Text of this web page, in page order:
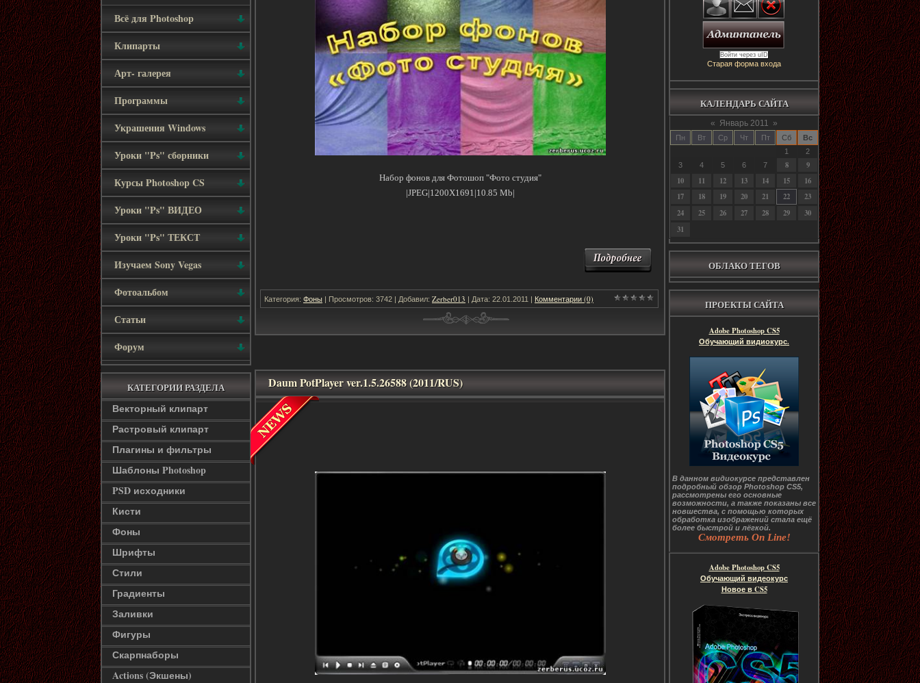
Всё для Photoshop
Клипарты
Арт- галерея
Программы
Украшения Windows
Уроки "Ps" сборники
Курсы Photoshop CS
Уроки "Ps" ВИДЕО
Уроки "Ps" ТЕКСТ
Изучаем Sony Vegas
Фотоальбом
Статьи
Форум
КАТЕГОРИИ РАЗДЕЛА
Векторный клипарт
Растровый клипарт
Плагины и фильтры
Шаблоны Photoshop
PSD исходники
Кисти
Фоны
Шрифты
Стили
Градиенты
Заливки
Фигуры
Скарпнаборы
Actions (Экшены)
Войти через uID
Старая форма входа
КАЛЕНДАРЬ САЙТА
« Январь 2011 »
Пн Вт Ср Чт Пт Сб
Вс
1
2
3
4 5 6 7 8
9
10
11 12 13 14 15
16
17
18 19 20 21 22
23
24
25 26 27 28 29
30
31
ОБЛАКО ТЕГОВ
ПРОЕКТЫ САЙТА
Adobe Photoshop CS5
Обучающий видиокурс.
В данном видиокурсе представлен
подробный обзор Photoshop CS5,
рассмотрены его основные
возможности, а также показаны все
новшества, с помощью которых
обработка изображений стала ещё
более быстрой и лёгкой.
Смотреть On Line!
Adobe Photoshop CS5
Обучающий видеокурс
Новое в CS5
Набор фонов для Фотошоп "Фото студия"
|JPEG|1200X1691|10.85 Mb|
Категория: Фоны | Просмотров: 3742 | Добавил: Zerber013 | Дата: 22.01.2011 Комментарии (0)
Daum PotPlayer ver.1.5.26588 (2011/RUS)